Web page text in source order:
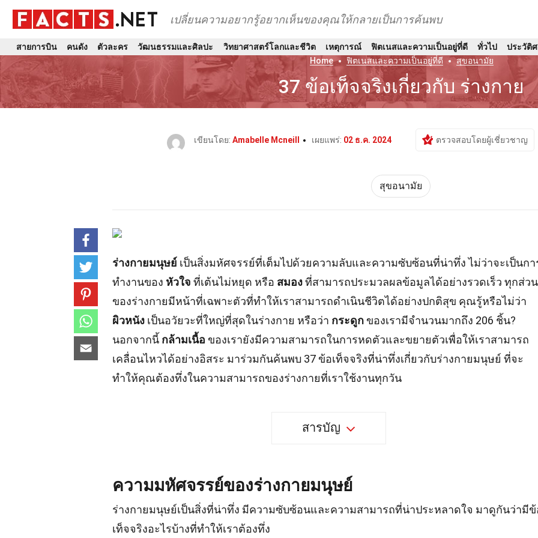
เปลี่ยนความอยากรู้อยากเห็นของคุณให้กลายเป็นการค้นพบ
สายการบิน คนดัง ตัวละคร วัฒนธรรมและศิลปะ วิทยาศาสตร์โลกและชีวิต เหตุการณ์ ฟิตเนสและความเป็นอยู่ที่ดี ทั่วไป
ประวัติ
Home
ฟิตเนสและความเป็นอยู่ที่ดี สุขอนามัย
37 ข้อเท็จจริงเกี่ยวกับ ร่างกาย
เขียนโดย: Amabelle Mcneill เผยแพร่: 02 ธ.ค. 2024 ตรวจสอบโดยผู้เชี่ยวชาญ
สุขอนามัย
ร่างกายมนุษย์ เป็นสิ่งมหัศจรรย์ที่เต็มไปด้วยความลับและความซับซ้อนที่น่าทึ่ง ไม่ว่าจะเป็นกา
ทำงานของ หัวใจ ที่เต้นไม่หยุด หรือ สมองที่สามารถประมวลผลข้อมูลได้อย่างรวดเร็ว ทุกส่วน
ของร่างกายมีหน้าที่เฉพาะตัวที่ทำให้เราสามารถดำเนินชีวิตได้อย่างปกติสุข คุณรู้หรือไม่ว่า
ผิวหนัง เป็นอวัยวะที่ใหญ่ที่สุดในร่างกาย หรือว่า กระดูก ของเรามีจำนวนมากถึง 206 ชิ้น?
นอกจากนี้ กล้ามเนื้อ ของเรายังมีความสามารถในการหดตัวและขยายตัวเพื่อให้เราสามารถ
เคลื่อนไหวได้อย่างอิสระ มาร่วมกันค้นพบ 37 ข้อเท็จจริงที่น่าทึ่งเกี่ยวกับร่างกายมนุษย์ ที่จะ
ทำให้คุณต้องทึ่งในความสามารถของร่างกายที่เราใช้งานทุกวัน
สารบัญ
ความมหัศจรรย์ของร่างกายมนุษย์
ร่างกายมนุษย์เป็นสิ่งที่น่าทึ่ง มีความซับซ้อนและความสามารถที่น่าประหลาดใจ มาดูกันว่ามี
เท็จจริงอะไรบ้างที่ทำให้เราต้องทึ่ง